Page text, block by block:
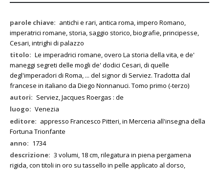
Maggiori
Informazioni
antichi e rari, antica roma, impero Romano,
imperatrici romane, storia, saggio storico, biografie, principesse,
Cesari, intrighi di palazzo
Le imperadrici romane, overo La storia della vita, e de'
maneggi segreti delle mogli de' dodici Cesari, di quelle
degl'imperadori di Roma, ... del signor di Serviez. Tradotta dal
francese in italiano da Diego Nonnanuci. Tomo primo (-terzo)
Serviez, Jacques Roergas : de
Venezia
appresso Francesco Pitteri, in Merceria all'insegna della
Fortuna Trionfante
1734
3 volumi, 18 cm, rilegatura in piena pergamena
rigida, con titoli in oro su tassello in pelle applicato al dorso,